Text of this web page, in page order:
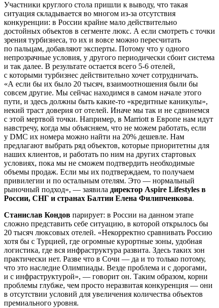
Участники круглого стола пришли к выводу, что такая
ситуация складывается во многом из-за отсутствия
конкуренции: в России крайне мало действительно
достойных объектов в сегменте люкс. А если смотреть с точки
зрения турбизнеса, то их и вовсе можно пересчитать
по пальцам, добавляют эксперты. Потому что у одного
непрозрачные условия, у другого периодически сбоит система
и так далее. В результате остается всего 5-6 отелей,
с которыми турбизнес действительно хочет сотрудничать.
«А если бы их было 20 тысяч, взаимоотношения были бы
совсем другие. Мы сейчас находимся в самом начале этого
пути, и здесь должны быть какие-то «кредитные каникулы»,
некий траст доверия от отелей. Иначе мы так и не сдвинемся
с этой мертвой точки. Например, в Marriott в Европе нам идут
навстречу, когда мы объясняем, что не можем работать, если
у DMC их номера можно найти на 20% дешевле. Нам
предлагают выбрать ряд объектов, которые приоритетны для
наших клиентов, и работать по ним на других стартовых
условиях, пока мы не сможем подтвердить необходимые
объемы продаж. Если мы их подтверждаем, то получаем
привилегии и по остальным отелям. Это — нормальный
рыночный подход», — заявила директор Aspire Lifestyles в
России, СНГ и странах Балтии Елена Филипченкова.
Станислав Кондов парирует: в России на данном этапе
сложно представить себе ситуацию, в которой открылось бы
20 тысяч люксовых отелей. «Некорректно сравнивать Россию
хотя бы с Турцией, где огромные курортные зоны, удобная
логистика, где вся инфраструктура развита. Здесь таких зон
практически нет. Разве что в Сочи — да и то только потому,
что это наследие Олимпиады. Везде проблема и с дорогами,
и с инфраструктурой», — говорит он. Таким образом, корни
проблемы глубже, чем просто неразвитая конкуренция — они
в отсутствии условий для увеличения количества объектов
премиального уровня.